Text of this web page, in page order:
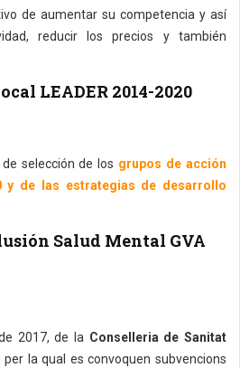
de aumentar su competencia y así
reducir los precios y también
LEADER 2014-2020
selección de los grupos de acción
y de las estrategias de desarrollo
Salud Mental GVA
2017, de la Conselleria de Sanitat
per la qual es convoquen subvencions